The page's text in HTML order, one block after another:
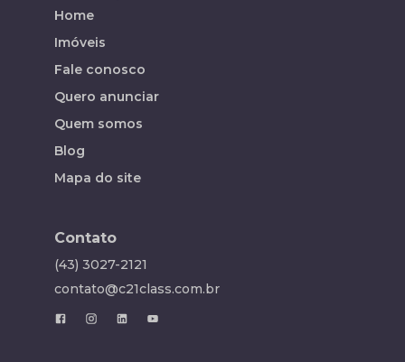
Home
Imóveis
Fale conosco
Quero anunciar
Quem somos
Blog
Mapa do site
Contato
(43) 3027-2121
contato@c21class.com.br